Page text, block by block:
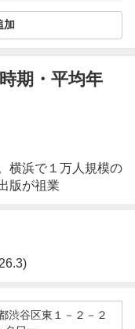
加
期・平均年
横浜で１万人規模の
版が祖業
渋谷区東１－２－２